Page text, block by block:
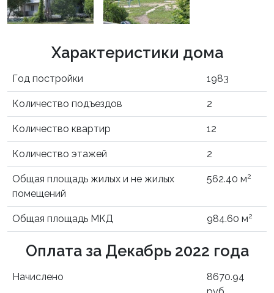
Характеристики дома
Год постройки 1983
Количество подъездов 2
Количество квартир 12
Количество этажей 2
Общая площадь жилых и не жилых
помещений
562.40 м2
Общая площадь МКД 984.60 м2
Оплата за Декабрь 2022 года
Начислено
8670.94